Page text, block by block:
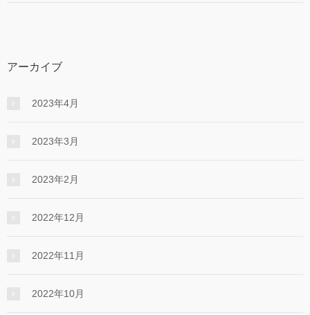
アーカイブ
2023年4月
2023年3月
2023年2月
2022年12月
2022年11月
2022年10月